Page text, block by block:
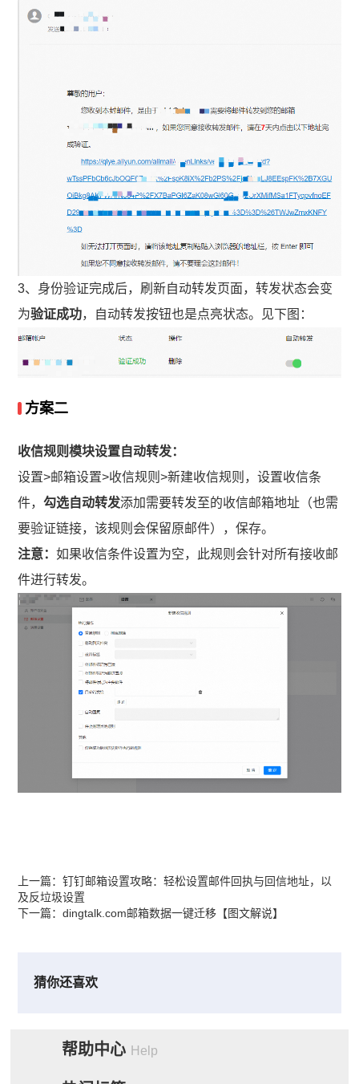
3、身份验证完成后，刷新自动转发页面，转发状态会变
为验证成功，自动转发按钮也是点亮状态。见下图：
方案二
收信规则模块设置自动转发：
设置>邮箱设置>收信规则>新建收信规则，设置收信条
件， 勾选自动转发添加需要转发至的收信邮箱地址（也需
要验证链接，该规则会保留原邮件），保存。
注意： 如果收信条件设置为空，此规则会针对所有接收邮
件进行转发。
上一篇： 钉钉邮箱设置攻略：轻松设置邮件回执与回信地址，以
及反垃圾设置
下一篇： dingtalk.com邮箱数据一键迁移【图文解说】
猜你还喜欢
帮助中心 Help